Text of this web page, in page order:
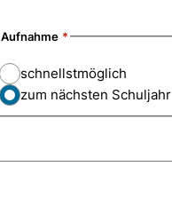
Aufnahme
schnellstmöglich
zum nächsten Schuljahr